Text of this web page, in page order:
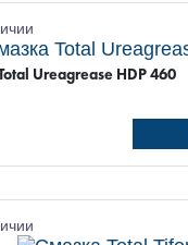
Ureagrease HDP 460